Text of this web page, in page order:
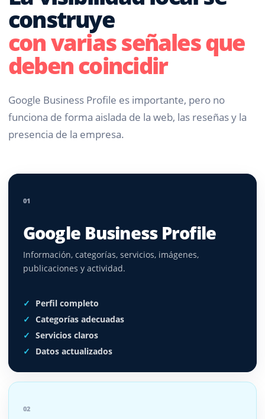
construye
con varias señales que
deben coincidir
Google Business Profile es importante, pero no
funciona de forma aislada de la web, las reseñas y la
presencia de la empresa.
01
Google Business Profile
Información, categorías, servicios, imágenes,
publicaciones y actividad.
Perfil completo
Categorías adecuadas
Servicios claros
Datos actualizados
02